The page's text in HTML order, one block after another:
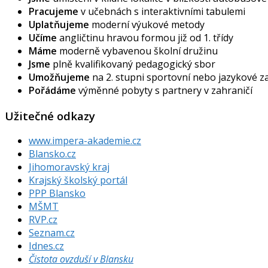
Pracujeme v učebnách s interaktivními tabulemi
Uplatňujeme moderní výukové metody
Učíme angličtinu hravou formou již od 1. třídy
Máme moderně vybavenou školní družinu
Jsme plně kvalifikovaný pedagogický sbor
Umožňujeme na 2. stupni sportovní nebo jazykové
Pořádáme výměnné pobyty s partnery v zahraničí
Užitečné odkazy
www.impera-akademie.cz
Blansko.cz
Jihomoravský kraj
Krajský školský portál
PPP Blansko
MŠMT
RVP.cz
Seznam.cz
Idnes.cz
Čistota ovzduší v Blansku